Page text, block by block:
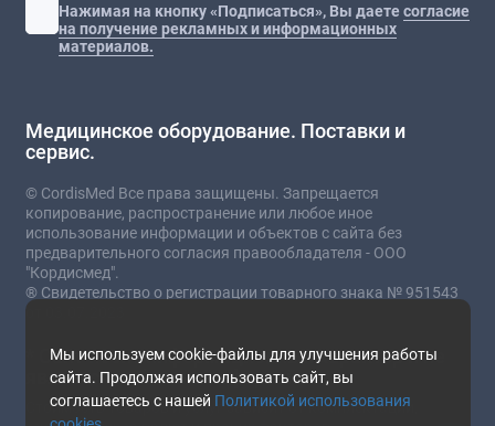
Мы используем cookie-файлы для улучшения работы
сайта. Продолжая использовать сайт, вы
соглашаетесь с нашей Политикой использования
Нажимая на кнопку «Подписаться», Вы даетесогласие
на получение рекламных и информационных
материалов.
Медицинское оборудование. Поставки и
сервис.
© CordisMed Все права защищены. Запрещается
копирование, распространение или любое иное
использование информации и объектов с сайта без
предварительного согласия правообладателя - ООО
"Кордисмед".
® Свидетельство о регистрации товарного знака № 951543
от 03.07.2023
* Сайт носит информационный характер и не
является публичной офертой.
Стоимость товаров и услуг зависит от комплектации,